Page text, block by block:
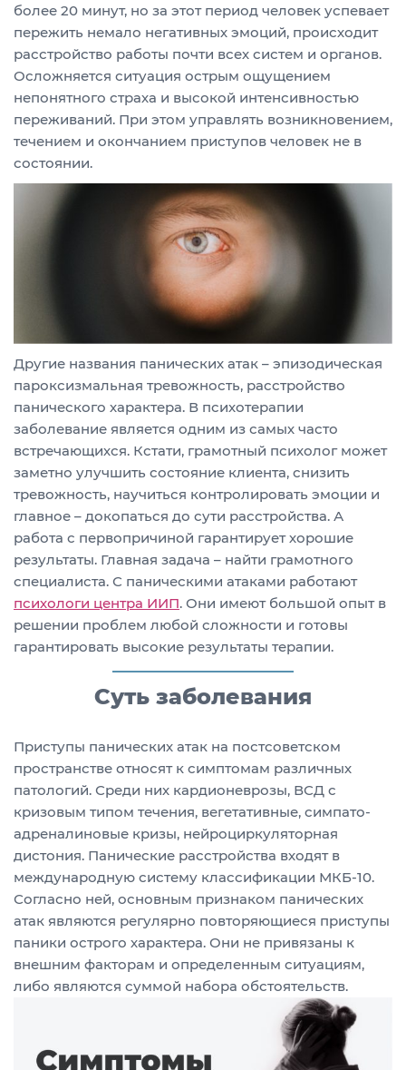
более 20 минут, но за этот период человек успевает
пережить немало негативных эмоций, происходит
расстройство работы почти всех систем и органов.
Осложняется ситуация острым ощущением
непонятного страха и высокой интенсивностью
переживаний. При этом управлять возникновением,
течением и окончанием приступов человек не в
состоянии.
Другие названия панических атак – эпизодическая
пароксизмальная тревожность, расстройство
панического характера. В психотерапии
заболевание является одним из самых часто
встречающихся. Кстати, грамотный психолог может
заметно улучшить состояние клиента, снизить
тревожность, научиться контролировать эмоции и
главное – докопаться до сути расстройства. А
работа с первопричиной гарантирует хорошие
результаты. Главная задача – найти грамотного
специалиста. С паническими атаками работают
психологи центра ИИП. Они имеют большой опыт в
решении проблем любой сложности и готовы
гарантировать высокие результаты терапии.
Суть заболевания
Приступы панических атак на постсоветском
пространстве относят к симптомам различных
патологий. Среди них кардионеврозы, ВСД с
кризовым типом течения, вегетативные, симпато-
адреналиновые кризы, нейроциркуляторная
дистония. Панические расстройства входят в
международную систему классификации МКБ-10.
Согласно ней, основным признаком панических
атак являются регулярно повторяющиеся приступы
паники острого характера. Они не привязаны к
внешним факторам и определенным ситуациям,
либо являются суммой набора обстоятельств.